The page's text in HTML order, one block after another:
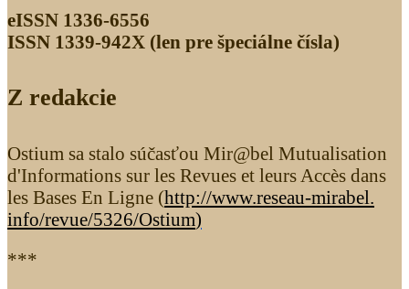
eISSN 1336-6556
ISSN 1339­-942X (len pre špeciálne čísla)
Z redakcie
Ostium sa stalo súčasťou Mir@bel Mutualisation
d'Informations sur les Revues et leurs Accès dans
les Bases En Ligne (http://www.reseau-mirabel.
info/revue/5326/Ostium)
***